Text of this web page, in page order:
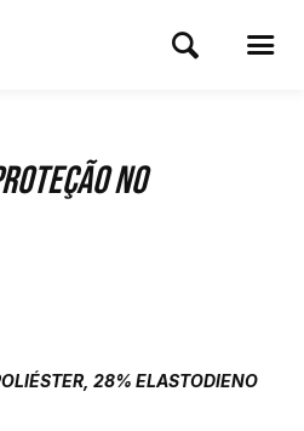
no
28% ELASTODIENO